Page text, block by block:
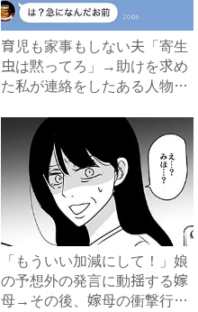
育児も家事もしない夫「寄生
虫は黙ってろ」→助けを求め
た私が連絡をしたある人物と
「もういい加減にして！」娘
の予想外の発言に動揺する嫁
母→その後、嫁母の衝撃行動